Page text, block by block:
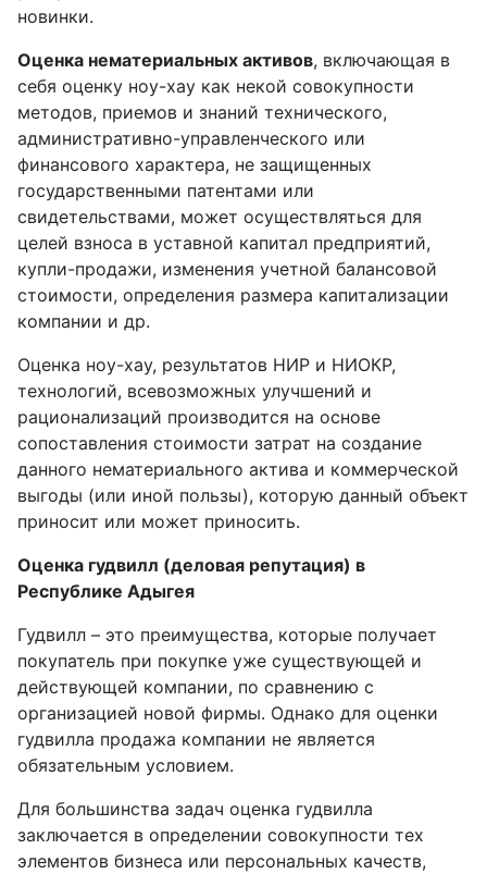
новинки.
Оценка нематериальных активов, включающая в
себя оценку ноу-хау как некой совокупности
методов, приемов и знаний технического,
административно-управленческого или
финансового характера, не защищенных
государственными патентами или
свидетельствами, может осуществляться для
целей взноса в уставной капитал предприятий,
купли-продажи, изменения учетной балансовой
стоимости, определения размера капитализации
компании и др.
Оценка ноу-хау, результатов НИР и НИОКР,
технологий, всевозможных улучшений и
рационализаций производится на основе
сопоставления стоимости затрат на создание
данного нематериального актива и коммерческой
выгоды (или иной пользы), которую данный объект
приносит или может приносить.
Оценка гудвилл (деловая репутация) в
Республике Адыгея
Гудвилл – это преимущества, которые получает
покупатель при покупке уже существующей и
действующей компании, по сравнению с
организацией новой фирмы. Однако для оценки
гудвилла продажа компании не является
обязательным условием.
Для большинства задач оценка гудвилла
заключается в определении совокупности тех
элементов бизнеса или персональных качеств,